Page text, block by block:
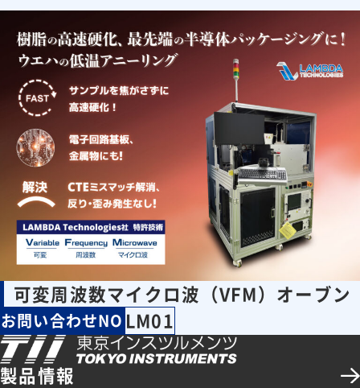
可変周波数マイクロ波（VFM）オーブン
お問い合わせNO LM01
製品情報